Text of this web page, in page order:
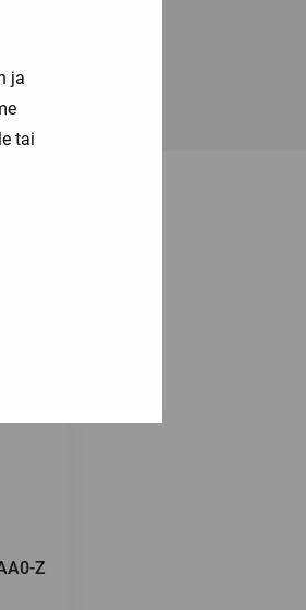
ja
tai
Z